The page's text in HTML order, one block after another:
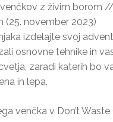
z živim borom
(25. november 2023)
izdelajte svoj
osnovne tehnike in
zaradi katerih bo
in lepa.
venčka v Don’t Waste